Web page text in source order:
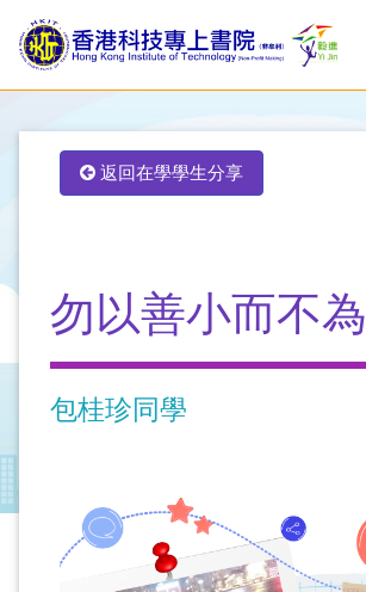
返回在學學生分享
勿以善小而不為
包桂珍同學